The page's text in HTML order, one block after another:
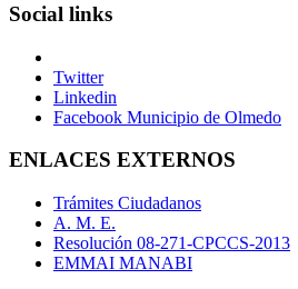
Social links
Twitter
Linkedin
Facebook Municipio de Olmedo
ENLACES EXTERNOS
Trámites Ciudadanos
A. M. E.
Resolución 08-271-CPCCS-2013
EMMAI MANABI